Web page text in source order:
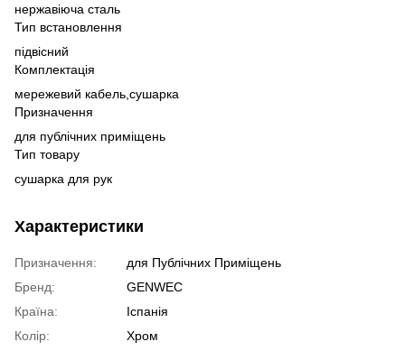
нержавіюча сталь
Тип встановлення
підвісний
Комплектація
мережевий кабель, сушарка
Призначення
для публічних приміщень
Тип товару
сушарка для рук
Характеристики
Призначення:
для Публічних Приміщень
Бренд:
GENWEC
Країна:
Іспанія
Колір:
Хром